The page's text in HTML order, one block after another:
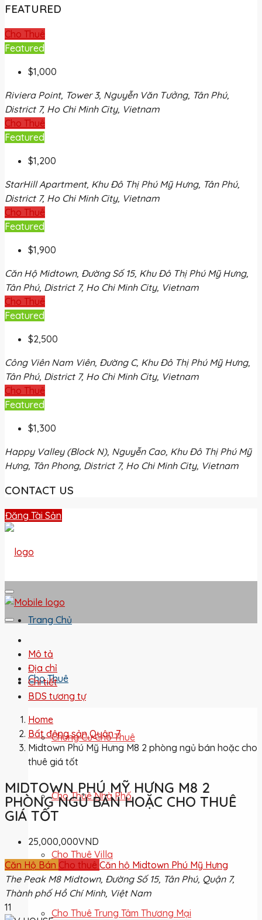
FEATURED
Cho Thuê
Featured
$1,000
Riviera Point, Tower 3, Nguyễn Văn Tưởng, Tân Phú,
District 7, Ho Chi Minh City, Vietnam
Cho Thuê
Featured
$1,200
StarHill Apartment, Khu Đô Thị Phú Mỹ Hưng, Tân Phú,
District 7, Ho Chi Minh City, Vietnam
Cho Thuê
Featured
$1,900
Căn Hộ Midtown, Đường Số 15, Khu Đô Thị Phú Mỹ Hưng,
Tân Phú, District 7, Ho Chi Minh City, Vietnam
Cho Thuê
Featured
$2,500
Công Viên Nam Viên, Đường C, Khu Đô Thị Phú Mỹ Hưng,
Tân Phú, District 7, Ho Chi Minh City, Vietnam
Cho Thuê
Featured
$1,300
Happy Valley (Block N), Nguyễn Cao, Khu Đô Thị Phú Mỹ
Hưng, Tân Phong, District 7, Ho Chi Minh City, Vietnam
CONTACT US
Đăng Tài Sản
Trang Chủ
Cho Thuê
Chung Cư Cho Thuê
Cho Thuê Nhà Phố
Cho Thuê Villa
Cho Thuê Trung Tâm Thương Mại
Mô tả
Địa chỉ
Chi tiết
BDS tương tự
Home
Bất động sản Quận 7
Midtown Phú Mỹ Hưng M8 2 phòng ngủ bán hoặc cho
thuê giá tốt
MIDTOWN PHÚ MỸ HƯNG M8 2
PHÒNG NGỦ BÁN HOẶC CHO THUÊ
GIÁ TỐT
25,000,000VND
Căn Hộ Bán Cho thuê Căn hộ Midtown Phú Mỹ Hưng
The Peak M8 Midtown, Đường Số 15, Tân Phú, Quận 7,
Thành phố Hồ Chí Minh, Việt Nam
11